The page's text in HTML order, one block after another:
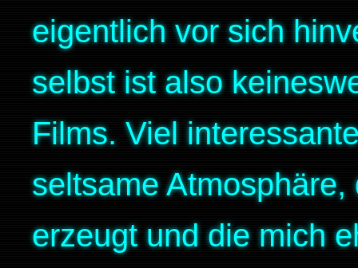
eigentlich vor sich
selbst ist also
Films. Viel
seltsame
erzeugt und die mich